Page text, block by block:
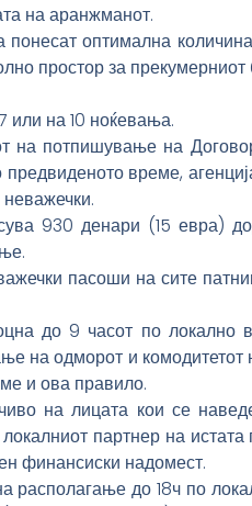
на аранжманот.
оптимална
простор за
на 10 ноќевања.
на потпишување на
време,
930 денари (15 евра)
пасоши на сите
до 9 часот по локално
одморот и комодитетот
и ова правило.
на лицата кои се
партнер на
финансиски надомест.
располагање до 18ч по